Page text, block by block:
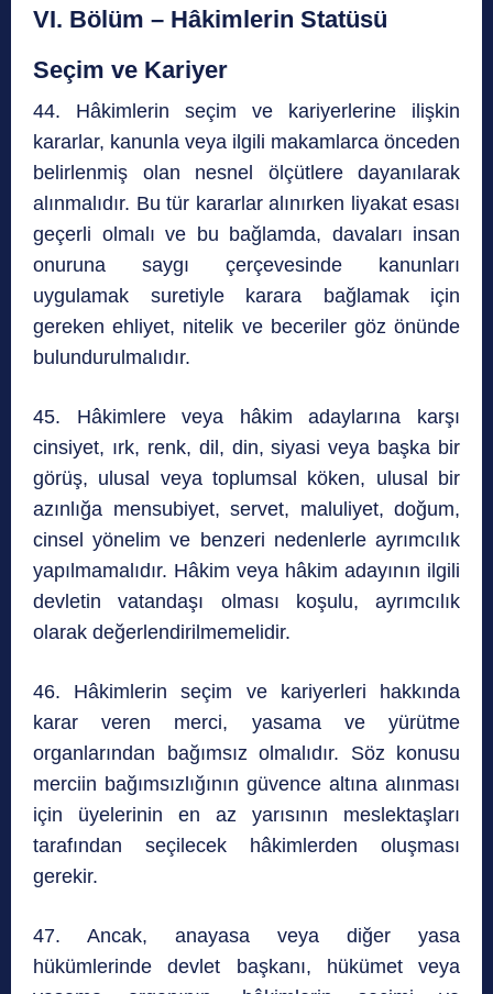
VI. Bölüm – Hâkimlerin Statüsü
Seçim ve Kariyer
44. Hâkimlerin seçim ve kariyerlerine ilişkin
kararlar, kanunla veya ilgili makamlarca önceden
belirlenmiş olan nesnel ölçütlere dayanılarak
alınmalıdır. Bu tür kararlar alınırken liyakat esası
geçerli olmalı ve bu bağlamda, davaları insan
onuruna saygı çerçevesinde kanunları
uygulamak suretiyle karara bağlamak için
gereken ehliyet, nitelik ve beceriler göz önünde
bulundurulmalıdır.
45. Hâkimlere veya hâkim adaylarına karşı
cinsiyet, ırk, renk, dil, din, siyasi veya başka bir
görüş, ulusal veya toplumsal köken, ulusal bir
azınlığa mensubiyet, servet, maluliyet, doğum,
cinsel yönelim ve benzeri nedenlerle ayrımcılık
yapılmamalıdır. Hâkim veya hâkim adayının ilgili
devletin vatandaşı olması koşulu, ayrımcılık
olarak değerlendirilmemelidir.
46. Hâkimlerin seçim ve kariyerleri hakkında
karar veren merci, yasama ve yürütme
organlarından bağımsız olmalıdır. Söz konusu
merciin bağımsızlığının güvence altına alınması
için üyelerinin en az yarısının meslektaşları
tarafından seçilecek hâkimlerden oluşması
gerekir.
47. Ancak, anayasa veya diğer yasa
hükümlerinde devlet başkanı, hükümet veya